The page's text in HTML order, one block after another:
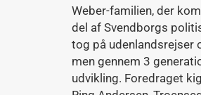
Weber-familien, der
del af Svendborgs
tog på udenlandsrejser
men gennem 3
udvikling. Foredraget